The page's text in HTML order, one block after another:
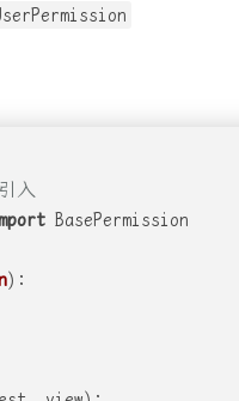
入
BasePermission
):